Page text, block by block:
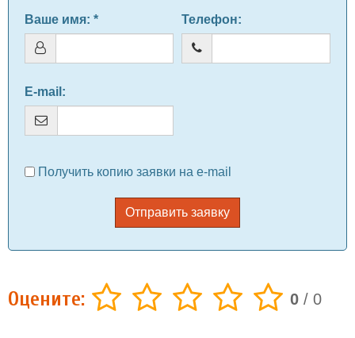
Ваше имя: * Телефон:
E-mail :
Получить копию заявки на e-mail
Отправить заявку
Оцените: 0 / 0